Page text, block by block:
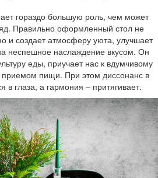
гораздо большую роль, чем может
Правильно оформленный стол не
и создает атмосферу уюта, улучшает
неспешное наслаждение вкусом. Он
еды, приучает нас к вдумчивому
пищи. При этом диссонанс в
в глаза, а гармония – притягивает.